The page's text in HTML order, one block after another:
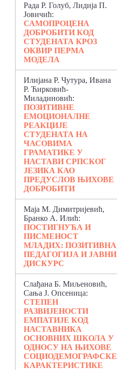
Рада Р. Голуб, Лидија П.
Јовичић:
САМОПРОЦЕНА
ДОБРОБИТИ КОД
СТУДЕНАТА КРОЗ
ОКВИР ПЕРМА
МОДЕЛА
Илијана Р. Чутура, Ивана
Р. Ћирковић-
Миладиновић:
ПОЗИТИВНЕ
ЕМОЦИОНАЛНЕ
РЕАКЦИЈЕ
СТУДЕНАТА НА
ЧАСОВИМА
ГРАМАТИКЕ У
НАСТАВИ СРПСКОГ
ЈЕЗИКА КАО
ПРЕДУСЛОВ ЊИХОВЕ
ДОБРОБИТИ
Маја М. Димитријевић,
Бранко А. Илић:
ПОСТИГНУЋА И
ПИСМЕНОСТ
МЛАДИХ: ПОЗИТИВНА
ПЕДАГОГИЈА И ЈАВНИ
ДИСКУРС
Слађана Б. Миљеновић,
Сања Ј. Опсеница:
СТЕПЕН
РАЗВИЈЕНОСТИ
ЕМПАТИЈЕ КОД
НАСТАВНИКА
ОСНОВНИХ ШКОЛА У
ОДНОСУ НА ЊИХОВЕ
СОЦИОДЕМОГРАФСКЕ
КАРАКТЕРИСТИКЕ